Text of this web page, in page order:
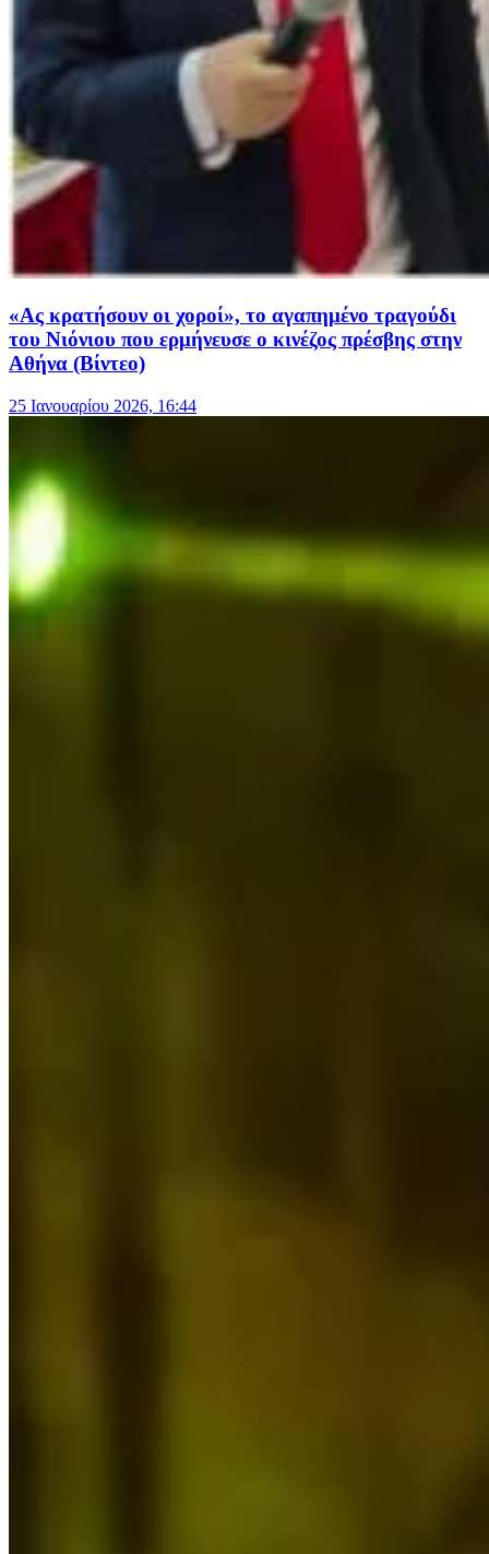
«Ας κρατήσουν οι χοροί», το αγαπημένο τραγούδι
του Νιόνιου που ερμήνευσε ο κινέζος πρέσβης στην
Αθήνα (Βίντεο)
25 Ιανουαρίου 2026, 16:44